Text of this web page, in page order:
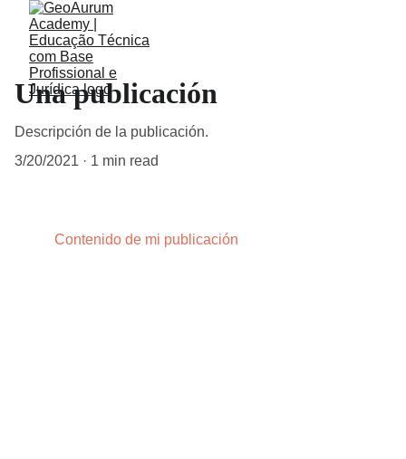
Una publicación
Descripción de la publicación.
3/20/2021
1 min read
Contenido de mi publicación